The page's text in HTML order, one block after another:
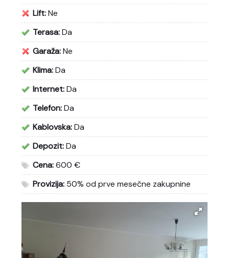
Lift:Ne
Terasa:Da
Garaža:Ne
Klima:Da
Internet:Da
Telefon:Da
Kablovska:Da
Depozit:Da
Cena:600 €
Provizija: 50% od prve mesečne zakupnine